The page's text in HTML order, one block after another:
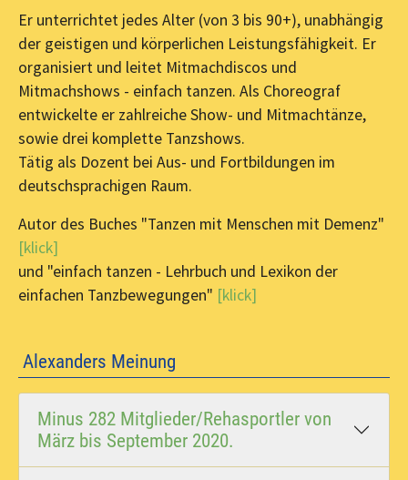
Er unterrichtet jedes Alter (von 3 bis 90+), unabhängig
der geistigen und körperlichen Leistungsfähigkeit. Er
organisiert und leitet Mitmachdiscos und
Mitmachshows - einfach tanzen. Als Choreograf
entwickelte er zahlreiche Show- und Mitmachtänze,
sowie drei komplette Tanzshows.
Tätig als Dozent bei Aus- und Fortbildungen im
deutschsprachigen Raum.
Autor des Buches "Tanzen mit Menschen mit Demenz"
[klick]
und "einfach tanzen - Lehrbuch und Lexikon der
einfachen Tanzbewegungen" [klick]
Alexanders Meinung
Minus 282 Mitglieder/Rehasportler von
März bis September 2020.